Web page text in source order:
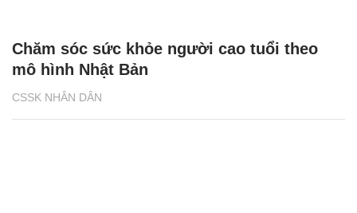
CSSK NHÂN DÂN
Chăm sóc sức khỏe người cao tuổi theo
mô hình Nhật Bản